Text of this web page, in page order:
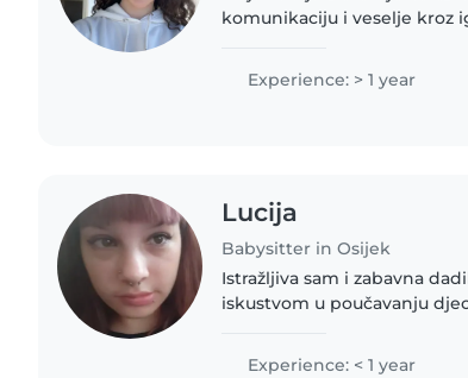
komunikaciju i veselje kroz
Experience: > 1 year
Lucija
Babysitter in Osijek
Istražljiva sam i zabavna
iskustvom u poučavanju
Volim kućne ljubimce i mala..
Experience: < 1 year